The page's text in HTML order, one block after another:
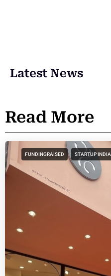
Latest News
Read More
FUNDINGRAISED STARTUP INDIA